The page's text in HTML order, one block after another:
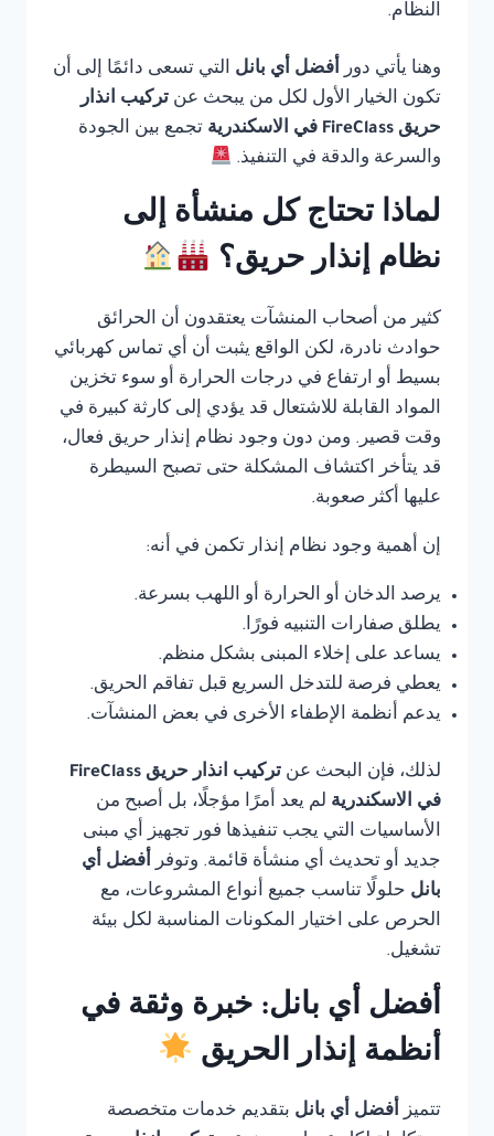
النظام.
وهنا يأتي دور أفضل أي بانل التي تسعى دائمًا إلى أن
تكون الخيار الأول لكل من يبحث عن تركيب انذار
حريق FireClass في الاسكندرية
تجمع بين الجودة
والسرعة والدقة في التنفيذ.
لماذا تحتاج كل منشأة إلى
نظام إنذار حريق؟
كثير من أصحاب المنشآت يعتقدون أن الحرائق
حوادث نادرة، لكن الواقع يثبت أن أي تماس كهربائي
بسيط أو ارتفاع في درجات الحرارة أو سوء تخزين
المواد القابلة للاشتعال قد يؤدي إلى كارثة كبيرة في
وقت قصير. ومن دون وجود نظام إنذار حريق فعال،
قد يتأخر اكتشاف المشكلة حتى تصبح السيطرة
عليها أكثر صعوبة.
إن أهمية وجود نظام إنذار تكمن في أنه:
يرصد الدخان أو الحرارة أو اللهب بسرعة.
يطلق صفارات التنبيه فورًا.
يساعد على إخلاء المبنى بشكل منظم.
يعطي فرصة للتدخل السريع قبل تفاقم الحريق.
يدعم أنظمة الإطفاء الأخرى في بعض المنشآت.
لذلك، فإن البحث عن
تركيب انذار حريق FireClass
في الاسكندرية لم يعد أمرًا مؤجلًا، بل أصبح من
الأساسيات التي يجب تنفيذها فور تجهيز أي مبنى
جديد أو تحديث أي منشأة قائمة. وتوفر أفضل أي
بانل حلولًا تناسب جميع أنواع المشروعات، مع
الحرص على اختيار المكونات المناسبة لكل بيئة
تشغيل.
أفضل أي بانل: خبرة وثقة في
أنظمة إنذار الحريق
تتميز أفضل أي بانل بتقديم خدمات متخصصة